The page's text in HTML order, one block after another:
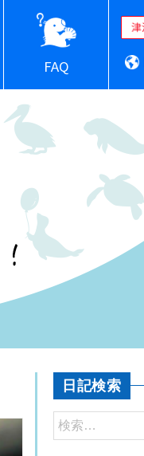
FAQ
日記検索